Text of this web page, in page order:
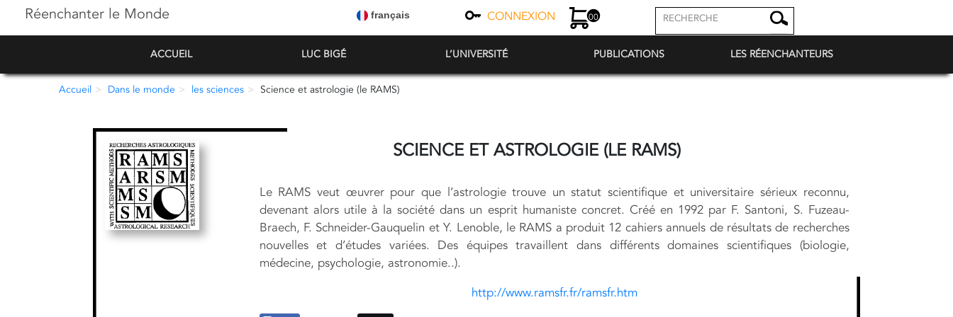
Réenchanter le Monde français CONNEXION 00
ACCUEIL LUC BIGÉ L’UNIVERSITÉ PUBLICATIONS LES RÉENCHANTEURS
Accueil Dans le monde les sciences Science et astrologie (le RAMS)
SCIENCE ET ASTROLOGIE (LE RAMS)
Le RAMS veut œuvrer pour que l’astrologie trouve un statut scientifique et universitaire sérieux reconnu,
devenant alors utile à la société dans un esprit humaniste concret. Créé en 1992 par F. Santoni, S. Fuzeau-
Braech, F. Schneider-Gauquelin et Y. Lenoble, le RAMS a produit 12 cahiers annuels de résultats de recherches
nouvelles et d’études variées. Des équipes travaillent dans différents domaines scientifiques (biologie,
médecine, psychologie, astronomie..).
http://www.ramsfr.fr/ramsfr.htm